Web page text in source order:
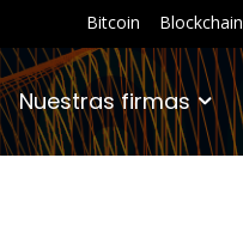
Bitcoin Blockchain
Nuestras firmas